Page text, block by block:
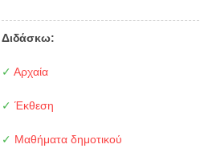
Διδάσκω:
✓ Αρχαία
✓ Έκθεση
✓ Μαθήματα δημοτικού